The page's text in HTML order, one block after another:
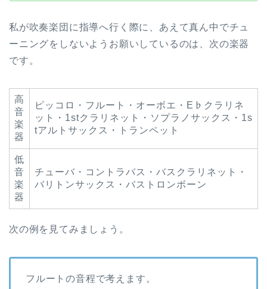
私が吹奏楽団に指導へ行く際に、あえて真ん中でチュ
ーニングをしないようお願いしているのは、次の楽器
です。
高
音
楽
器
ピッコロ・フルート・オーボエ・E♭クラリネ
ット・1stクラリネット・ソプラノサックス・1s
tアルトサックス・トランペット
低
音
楽
器
チューバ・コントラバス・バスクラリネット・
バリトンサックス・バストロンボーン
次の例を見てみましょう。
フルートの音程で考えます。